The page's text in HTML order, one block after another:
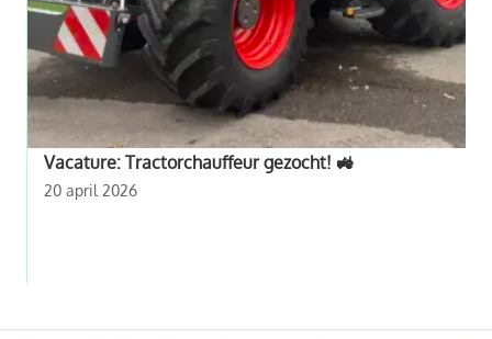
Vacature: Tractorchauffeur gezocht! 🚜
20 april 2026